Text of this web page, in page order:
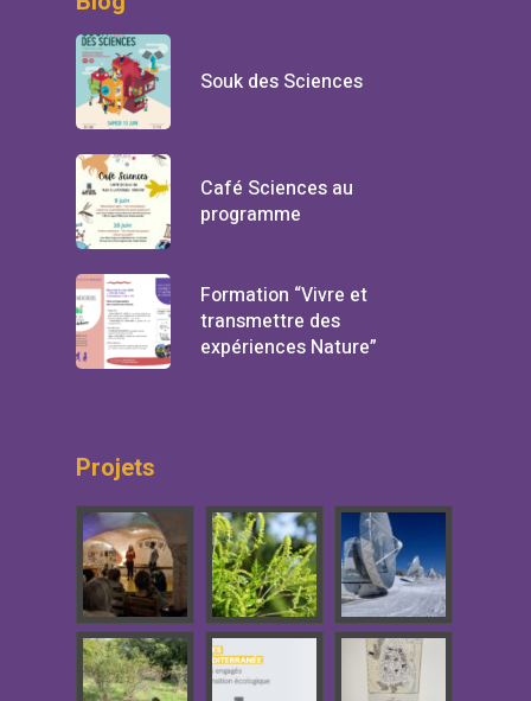
Souk des Sciences
Café Sciences au
programme
Formation “Vivre et
transmettre des
expériences Nature”
Projets